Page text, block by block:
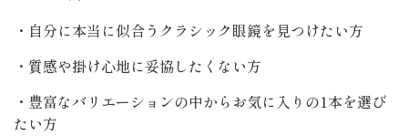
・自分に本当に似合うクラシック眼鏡を見つけたい方
・質感や掛け心地に妥協したくない方
・豊富なバリエーションの中からお気に入りの1本を選び
たい方